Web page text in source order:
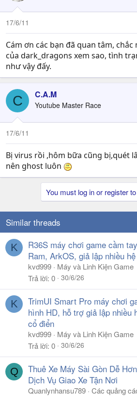
17/6/11
Cám ơn các bạn đã quan tâm,
của dark_dragons xem sao, tình
như vậy đấy.
C C.A.M
Youtube Master Race
17/6/11
Bị virus rồi ,hôm bữa cũng bị,quét
nên ghost luôn
You must log in or register
Similar threads
K
R36S máy chơi game cầm
Ram, ArkOS, giả lập nhiều
kvd999
Máy và Linh Kiện Game
Trả lời 0 30/6/26
K
TrimUI Smart Pro máy chơi
hình HD, hỗ trợ giả lập nhiều
cổ điển
kvd999
Máy và Linh Kiện Game
Trả lời 0 30/6/26
Q
Thuê Xe Máy Sài Gòn Dễ
Dịch Vụ Giao Xe Tận Nơi
Quanlynhansu789 Các quảng